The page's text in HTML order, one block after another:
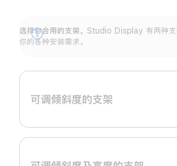
选择你合用的支架。 Studio Display 有两种支
你的各种安装需求。
展
可调倾斜度的支架